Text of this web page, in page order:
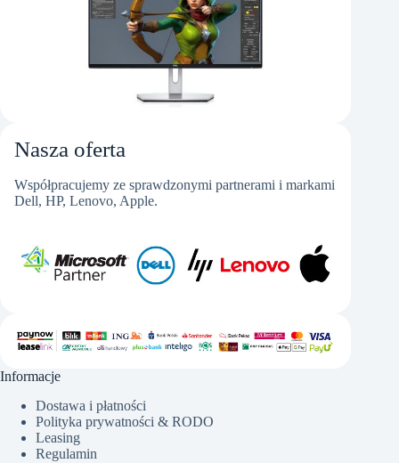
Nasza oferta
Współpracujemy ze sprawdzonymi partnerami i markami
Dell, HP, Lenovo, Apple.
Informacje
Dostawa i płatności
Polityka prywatności & RODO
Leasing
Regulamin